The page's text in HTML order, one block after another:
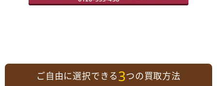
ご自由に選択できる3つの買取方法